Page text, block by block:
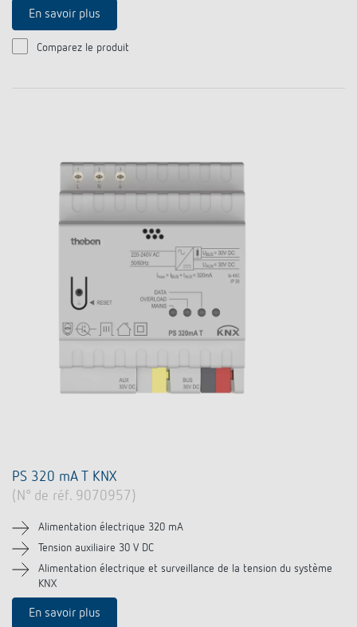
En savoir plus
Comparez le produit
PS 320 mA T KNX
(N° de réf. 9070957)
Alimentation électrique 320 mA
Tension auxiliaire 30 V DC
Alimentation électrique et surveillance de la tension du système
KNX
En savoir plus